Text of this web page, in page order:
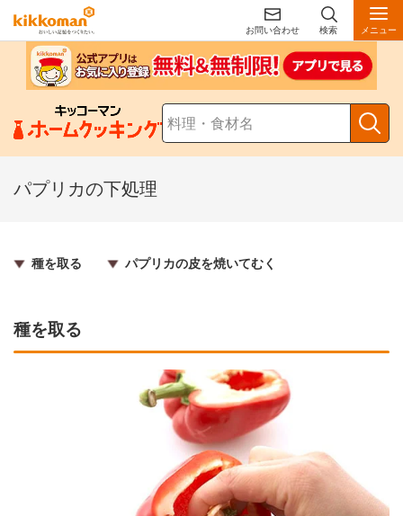
お問い合わせ 検索 メニュー
パプリカの下処理
種を取る パプリカの皮を焼いてむく
種を取る